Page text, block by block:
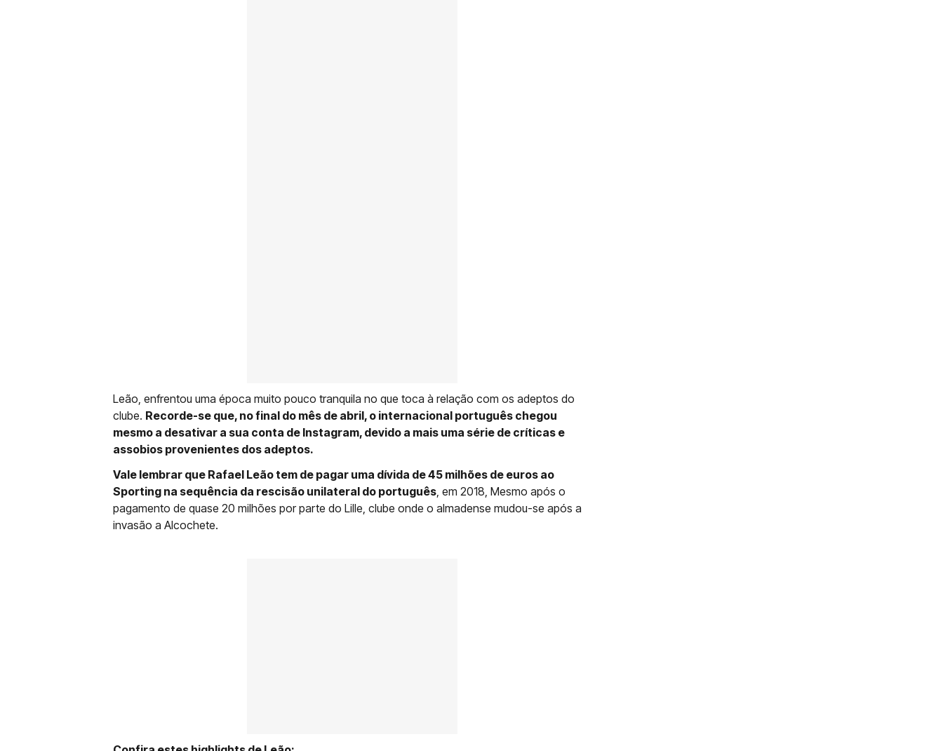
Leão, enfrentou uma época muito pouco tranquila no que toca à relação com os adeptos do
clube. Recorde-se que, no final do mês de abril, o internacional português chegou
mesmo a desativar a sua conta de Instagram, devido a mais uma série de críticas e
assobios provenientes dos adeptos.
Vale lembrar que Rafael Leão tem de pagar uma dívida de 45 milhões de euros ao
Sporting na sequência da rescisão unilateral do português , em 2018, Mesmo após o
pagamento de quase 20 milhões por parte do Lille, clube onde o almadense mudou-se após a
invasão a Alcochete.